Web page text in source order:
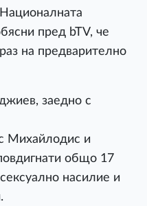
пред bTV, че
на предварително
заедно с
Михайлодис и
общо 17
насилие и